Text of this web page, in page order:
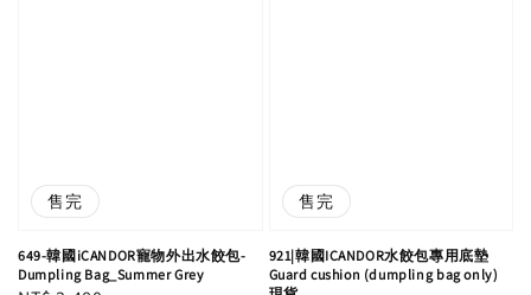
售完
649-韓國iCANDOR寵物外出水餃包-
Dumpling Bag_Summer Grey
售完
921|韓國ICANDOR水餃包專用底墊
Guard cushion (dumpling bag only)